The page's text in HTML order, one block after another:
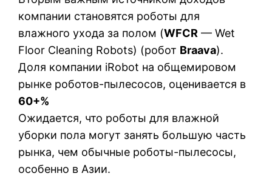
компании становятся роботы для
влажного ухода за полом (WFCR — Wet
Floor Cleaning Robots) (робот Braava).
Доля компании iRobot на общемировом
рынке роботов-пылесосов, оценивается в
60+%
Ожидается, что роботы для влажной
уборки пола могут занять большую часть
рынка, чем обычные роботы-пылесосы,
особенно в Азии.